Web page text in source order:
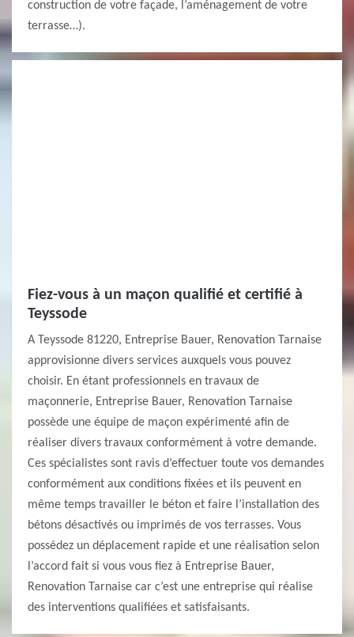
construction de votre façade, l’aménagement de votre
terrasse…).
Fiez-vous à un maçon qualifié et certifié à
Teyssode
A Teyssode 81220, Entreprise Bauer, Renovation Tarnaise
approvisionne divers services auxquels vous pouvez
choisir. En étant professionnels en travaux de
maçonnerie, Entreprise Bauer, Renovation Tarnaise
possède une équipe de maçon expérimenté afin de
réaliser divers travaux conformément à votre demande.
Ces spécialistes sont ravis d’effectuer toute vos demandes
conformément aux conditions fixées et ils peuvent en
même temps travailler le béton et faire l’installation des
bétons désactivés ou imprimés de vos terrasses. Vous
possédez un déplacement rapide et une réalisation selon
l’accord fait si vous vous fiez à Entreprise Bauer,
Renovation Tarnaise car c’est une entreprise qui réalise
des interventions qualifiées et satisfaisants.